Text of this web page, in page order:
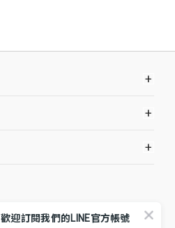
+
+
+
歡迎訂閱我們的LINE官方帳號